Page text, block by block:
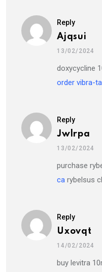
Reply
Ajqsui
13/02/2024
doxycycline
order vibra-
Reply
Jwlrpa
13/02/2024
purchase
ca rybelsus
Reply
Uxovqt
14/02/2024
buy levitra